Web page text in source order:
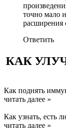
точно мало
расширения
Ответить
КАК
Как поднять
читать далее »
Как узнать, есть
читать далее »